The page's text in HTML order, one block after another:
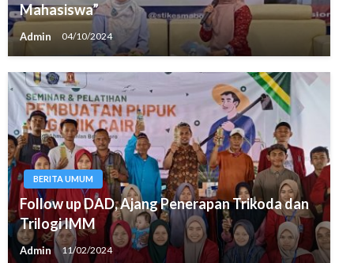
Mahasiswa”
Admin 04/10/2024
BERITA UMUM
Follow up DAD, Ajang Penerapan Trikoda dan
Trilogi IMM
Admin 11/02/2024